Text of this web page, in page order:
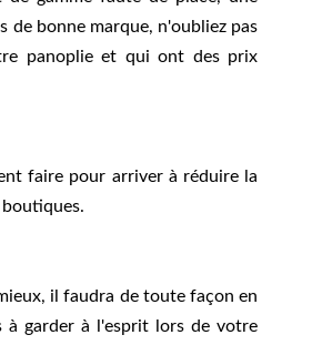
de bonne marque, n'oubliez pas
panoplie et qui ont des prix
faire pour arriver à réduire la
il faudra de toute façon en
à garder à l'esprit lors de votre